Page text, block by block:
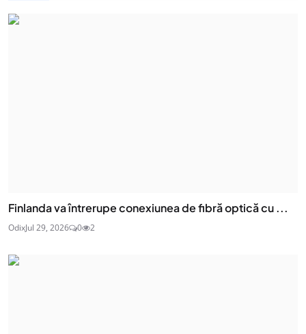
Finlanda va întrerupe conexiunea de fibră optică cu ...
OdixJul 29, 2026 0 2